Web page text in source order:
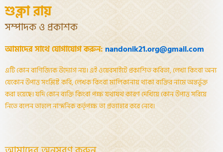
শুক্লা রায়
সম্পাদক ও প্রকাশক
আমাদের সাথে যোগাযোগ করুন: nandonik21.org@gmail.com
এটি কোন বাণিজ্যিক উদ্যোগ নয়। এই ওয়েবসাইটে প্রকাশিত কবিতা, লেখা কিংবা অন্য
যেকোন উপাত্ত সংশ্লিষ্ট কবি, লেখক কিংবা মালিকানায় থাকা ব্যক্তির নামে অন্তর্ভূক্ত
করা হয়েছে। যদি কোন ব্যক্তি কিংবা পক্ষ যথাযথ কারণ দেখিয়ে কোন উপাত্ত সরিয়ে
নিতে বলেন তাহলে নান্দনিক কর্তৃপক্ষ তা প্রত্যাহার করে নেবে।